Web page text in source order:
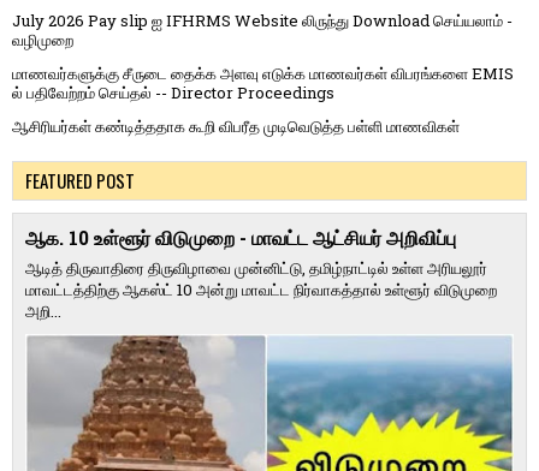
July 2026 Pay slip ஐ IFHRMS Website லிருந்து Download செய்யலாம் -
வழிமுறை
மாணவர்களுக்கு சீருடை தைக்க அளவு எடுக்க மாணவர்கள் விபரங்களை EMIS
ல் பதிவேற்றம் செய்தல் -- Director Proceedings
ஆசிரியர்கள் கண்டித்ததாக கூறி விபரீத முடிவெடுத்த பள்ளி மாணவிகள்
FEATURED POST
ஆக. 10 உள்ளூர் விடுமுறை - மாவட்ட ஆட்சியர் அறிவிப்பு
ஆடித் திருவாதிரை திருவிழாவை முன்னிட்டு, தமிழ்நாட்டில் உள்ள அரியலூர்
மாவட்டத்திற்கு ஆகஸ்ட் 10 அன்று மாவட்ட நிர்வாகத்தால் உள்ளூர் விடுமுறை
அறி...